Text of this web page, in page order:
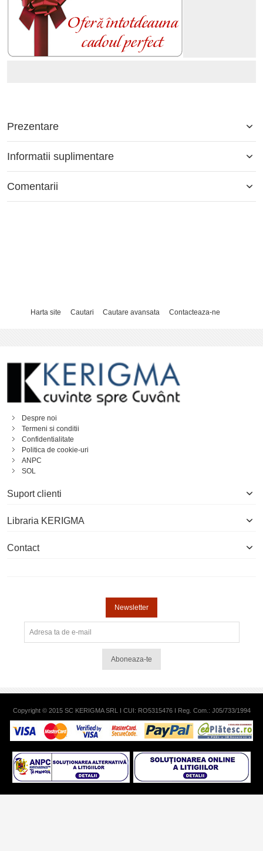
Prezentare
Informatii suplimentare
Comentarii
Harta site Cautari Cautare avansata Contacteaza-ne
Despre noi
Termeni si conditii
Confidentialitate
Politica de cookie-uri
ANPC
SOL
Suport clienti
Libraria KERIGMA
Contact
Newsletter
Aboneaza-te
Copyright © 2015 SC KERIGMA SRL I CUI: RO5315476 I Reg. Com.: J05/733/1994